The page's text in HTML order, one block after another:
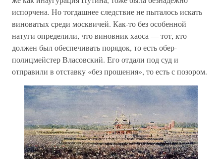
испорчена. Но тогдашнее следствие не пыталось искать
виноватых среди москвичей. Как-то без особенной
натуги определили, что виновник хаоса — тот, кто
должен был обеспечивать порядок, то есть обер-
полицмейстер Власовский. Его отдали под суд и
отправили в отставку «без прошения», то есть с позором.